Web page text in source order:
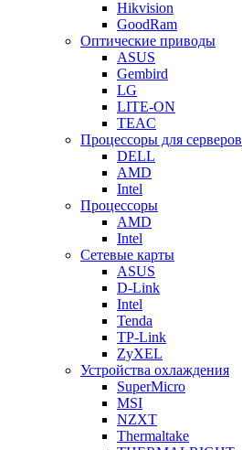
Hikvision
GoodRam
Оптические приводы
ASUS
Gembird
LG
LITE-ON
TEAC
Процессоры для серверов
DELL
AMD
Intel
Процессоры
AMD
Intel
Сетевые карты
ASUS
D-Link
Intel
Tenda
TP-Link
ZyXEL
Устройства охлаждения
SuperMicro
MSI
NZXT
Thermaltake